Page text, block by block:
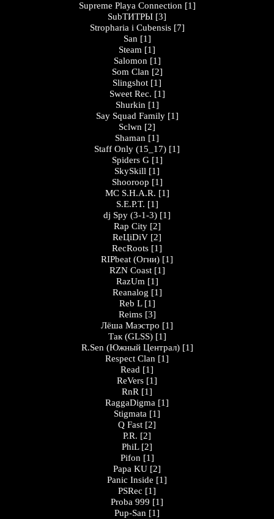
Supreme Playa Connection [1]
SubТИТРЫ [3]
Stropharia i Cubensis [7]
San [1]
Steam [1]
Salomon [1]
Som Clan [2]
Slingshot [1]
Sweet Rec. [1]
Shurkin [1]
Say Squad Family [1]
Sclwn [2]
Shaman [1]
Staff Only (15_17) [1]
Spiders G [1]
SkySkill [1]
Shooroop [1]
MC S.H.A.R. [1]
S.E.P.T. [1]
dj Spy (3-1-3) [1]
Rap City [2]
ReЦiDiV [2]
RecRoots [1]
RIPbeat (Огни) [1]
RZN Coast [1]
RazUm [1]
Reanalog [1]
Reb L [1]
Reims [3]
Лёша Маэстро [1]
Так (GLSS) [1]
R.Sen (Южный Централ) [1]
Respect Clan [1]
Read [1]
ReVers [1]
RnR [1]
RaggaDigma [1]
Stigmata [1]
Q Fast [2]
P.R. [2]
PhiL [2]
Pifon [1]
Papa KU [2]
Panic Inside [1]
PSRec [1]
Proba 999 [1]
Pup-San [1]